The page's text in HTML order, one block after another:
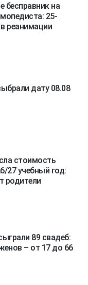
бесправник на
25-
реанимации
дату 08.08
стоимость
27 учебный год:
родители
89 свадеб:
– от 17 до 66